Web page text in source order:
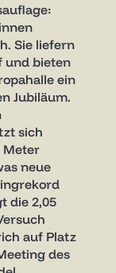
Sie liefern
und bieten
ein
Jubiläum.
sich
Meter
neue
die 2,05
auf Platz
des